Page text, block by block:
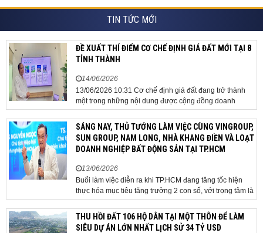
TIN TỨC MỚI
ĐỀ XUẤT THÍ ĐIỂM CƠ CHẾ ĐỊNH GIÁ ĐẤT MỚI TẠI 8
TỈNH THÀNH
14/06/2026
13/06/2026 10:31 Cơ chế định giá đất đang trở thành
một trong những nội dung được cộng đồng doanh
nghiệp, các chuyên gia và cơ quan quản lý đặc biệt
quan tâm khi tác động trực tiếp đến quá trình triển khai
dự án, thu hút đầu tư và sự phát triển ổn định của...
SÁNG NAY, THỦ TƯỚNG LÀM VIỆC CÙNG VINGROUP,
SUN GROUP, NAM LONG, NHÀ KHANG ĐIỀN VÀ LOẠT
DOANH NGHIỆP BẤT ĐỘNG SẢN TẠI TP.HCM
13/06/2026
Buổi làm việc diễn ra khi TP.HCM đang tăng tốc hiện
thực hóa mục tiêu tăng trưởng 2 con số, với trọng tâm là
giải ngân đầu tư công, hoàn thiện mô hình chính quyền
địa phương 2 cấp, phát triển nhà ở xã hội và xử lý các
vướng mắc về cơ chế, chính...
THU HỒI ĐẤT 106 HỘ DÂN TẠI MỘT THÔN ĐỂ LÀM
SIÊU DỰ ÁN LỚN NHẤT LỊCH SỬ 34 TỶ USD